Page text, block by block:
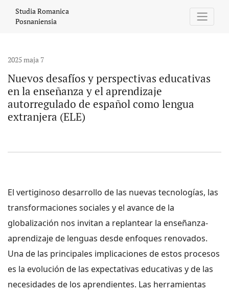
Studia Romanica
Posnaniensia
2025 maja 7
Nuevos desafíos y perspectivas educativas
en la enseñanza y el aprendizaje
autorregulado de español como lengua
extranjera (ELE)
El vertiginoso desarrollo de las nuevas tecnologías, las
transformaciones sociales y el avance de la
globalización nos invitan a replantear la enseñanza-
aprendizaje de lenguas desde enfoques renovados.
Una de las principales implicaciones de estos procesos
es la evolución de las expectativas educativas y de las
necesidades de los aprendientes. Las herramientas